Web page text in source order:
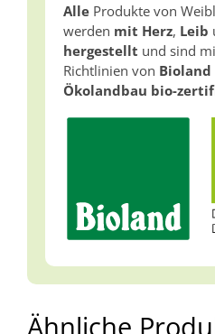
Alle Produkte von
werden mit Herz, Leib
hergestellt und sind
Richtlinien von Bioland
Ökolandbau bio-
Ähnliche